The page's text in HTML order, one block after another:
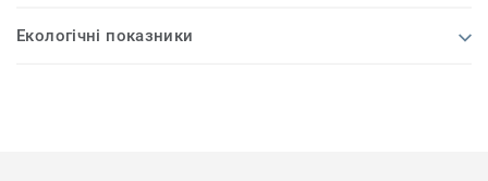
Екологічні показники